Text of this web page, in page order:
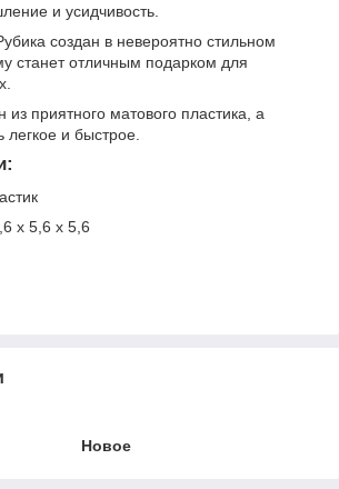
и усидчивость.
создан в невероятно стильном
станет отличным подарком для
из приятного матового пластика, а
и быстрое.
х 5,6 х 5,6
Новое